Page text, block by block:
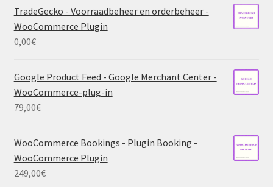
TradeGecko - Voorraadbeheer en orderbeheer -
WooCommerce Plugin
0,00€
Google Product Feed - Google Merchant Center -
WooCommerce-plug-in
79,00€
WooCommerce Bookings - Plugin Booking -
WooCommerce Plugin
249,00€